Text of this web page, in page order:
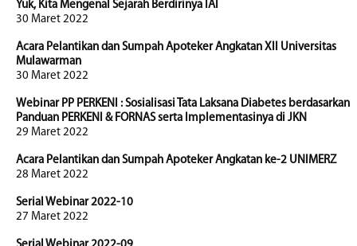
Yuk, Kita Mengenal Sejarah Berdirinya IAI
30 Maret 2022
Acara Pelantikan dan Sumpah Apoteker Angkatan XII Universitas
Mulawarman
30 Maret 2022
Webinar PP PERKENI : Sosialisasi Tata Laksana Diabetes berdasarkan
Panduan PERKENI & FORNAS serta Implementasinya di JKN
29 Maret 2022
Acara Pelantikan dan Sumpah Apoteker Angkatan ke-2 UNIMERZ
28 Maret 2022
Serial Webinar 2022-10
27 Maret 2022